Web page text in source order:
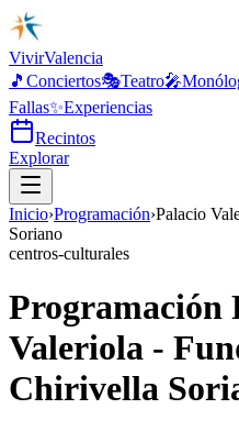
VivirValencia
🎵 Conciertos🎭Teatro🎤
Fallas✨Experiencias
Recintos
Explorar
Inicio›Programación›Palacio
Soriano
centros-culturales
Programación
Valeriola -
Chirivella